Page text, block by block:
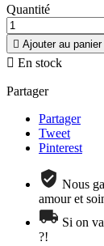
Quantité
 Ajouter au panier
 En stock
Partager
Partager
Tweet
Pinterest
Nous
amour et
Si on
?!